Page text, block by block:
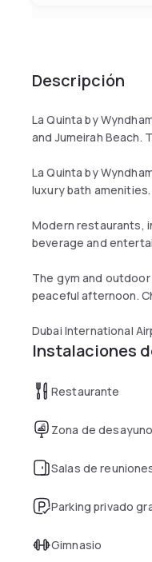
Descripción
La Quinta by
and Jumeirah Beach.
La Quinta by
luxury bath
Modern restaurants,
beverage and
The gym and
peaceful afternoon.
Dubai International
Instalaciones
Restaurante
Zona de desayuno
Salas de
Parking privado
Gimnasio